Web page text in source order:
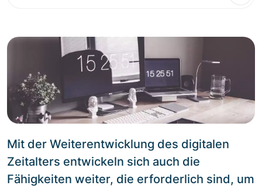
Mit der Weiterentwicklung des digitalen
Zeitalters entwickeln sich auch die
Fähigkeiten weiter, die erforderlich sind, um